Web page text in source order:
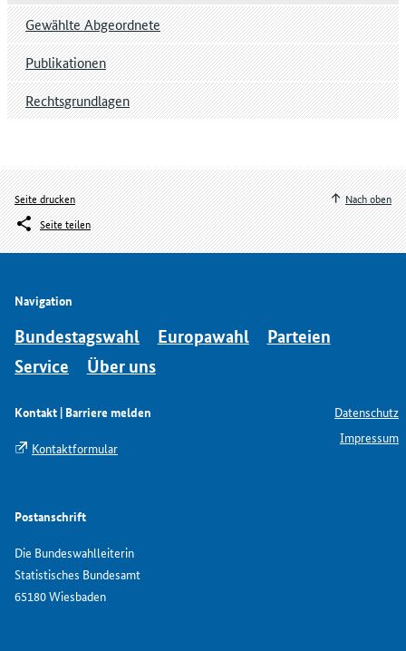
Gewählte Abgeordnete
Publikationen
Rechtsgrundlagen
Seite drucken
Seite teilen
Nach oben
Navigation
Bundestagswahl Europawahl
Parteien
Service
Über uns
Kontakt | Barriere melden
Kontaktformular
Postanschrift
Die Bundeswahlleiterin
Statistisches Bundesamt
65180 Wiesbaden
Datenschutz
Impressum